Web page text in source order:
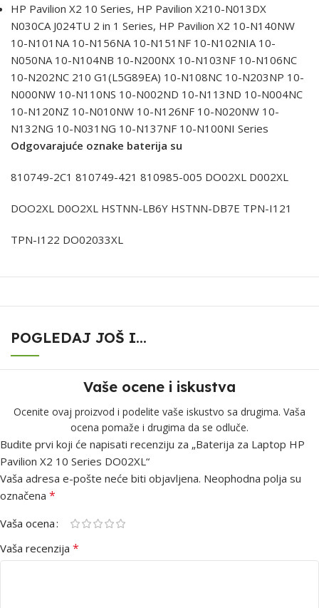
HP Pavilion X2 10 Series, HP Pavilion X210-N013DX
N030CA J024TU 2 in 1 Series, HP Pavilion X2 10-N140NW
10-N101NA 10-N156NA 10-N151NF 10-N102NIA 10-
N050NA 10-N104NB 10-N200NX 10-N103NF 10-N106NC
10-N202NC 210 G1(L5G89EA) 10-N108NC 10-N203NP 10-
N000NW 10-N110NS 10-N002ND 10-N113ND 10-N004NC
10-N120NZ 10-N010NW 10-N126NF 10-N020NW 10-
N132NG 10-N031NG 10-N137NF 10-N100NI Series
Odgovarajuće oznake baterija su
810749-2C1 810749-421 810985-005 DO02XL D002XL
DOO2XL D0O2XL HSTNN-LB6Y HSTNN-DB7E TPN-I121
TPN-I122 DO02033XL
POGLEDAJ JOŠ I...
Vaše ocene i iskustva
Ocenite ovaj proizvod i podelite vaše iskustvo sa drugima. Vaša
ocena pomaže i drugima da se odluče.
Budite prvi koji će napisati recenziju za „Baterija za Laptop HP
Pavilion X2 10 Series DO02XL“
Vaša adresa e-pošte neće biti objavljena. Neophodna polja su
označena *
Vaša ocena
Vaša recenzija *